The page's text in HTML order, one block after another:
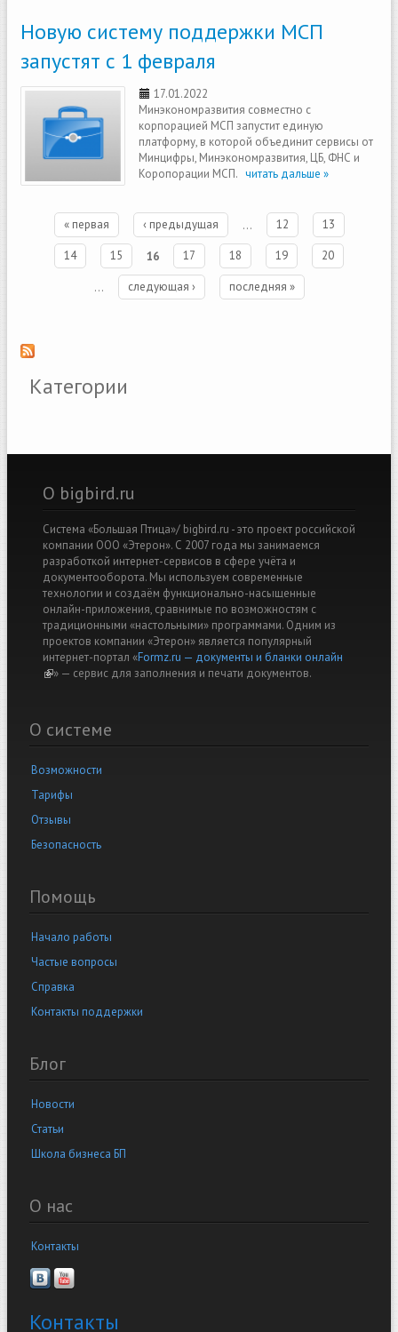
Новую систему поддержки МСП
запустят с 1 февраля
17.01.2022
Минэкономразвития совместно с
корпорацией МСП запустит единую
платформу, в которой объединит сервисы от
Минцифры, Минэкономразвития, ЦБ, ФНС и
Коропорации МСП. читать дальше »
Страницы
« первая ‹ предыдущая … 12 13
14 15 16 17 18 19 20
… следующая › последняя »
Категории
О bigbird.ru
Система «Большая Птица»/ bigbird.ru - это проект российской
компании ООО «Этерон». С 2007 года мы занимаемся
разработкой интернет-сервисов в сфере учёта и
документооборота. Мы используем современные
технологии и создаём функционально-насыщенные
онлайн-приложения, сравнимые по возможностям с
традиционными «настольными» программами. Одним из
проектов компании «Этерон» является популярный
интернет-портал «Formz.ru — документы и бланки онлайн
(link is external)
» — cервис для заполнения и печати документов.
О системе
Возможности
Тарифы
Отзывы
Безопасность
Помощь
Начало работы
Частые вопросы
Справка
Контакты поддержки
Блог
Новости
Статьи
Школа бизнеса БП
О нас
Контакты
Контакты